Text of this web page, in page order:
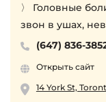
〉 Головные боли, мигрени и головокружение,
звон в ушах,
нерва
〉 Боли в спине,
〉 Боли и
(647) 836-
Открыть сайт
14 York St,